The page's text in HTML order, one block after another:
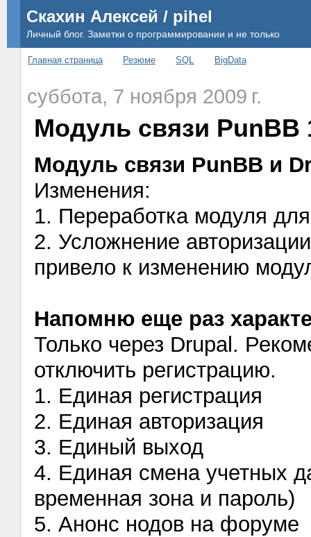
Скахин Алексей / pihel
Личный блог. Заметки о программировании и не только
Главная страница Резюме SQL BigData
суббота, 7 ноября 2009 г.
Модуль связи PunBB
Модуль связи PunBB и
Изменения:
1. Переработка модуля
2. Усложнение
привело к изменению
Напомню еще раз
Только через Drupal.
отключить регистрацию.
1. Единая регистрация
2. Единая авторизация
3. Единый выход
4. Единая смена учетных
временная зона и пароль)
5. Анонс нодов на форуме